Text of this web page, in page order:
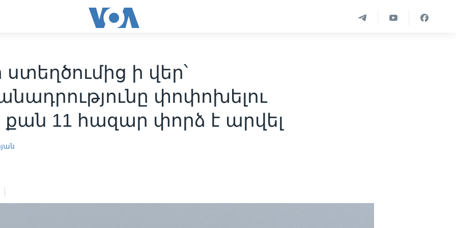
ի վեր՝
փոփոխելու
քան 11 հազար փորձ է արվել